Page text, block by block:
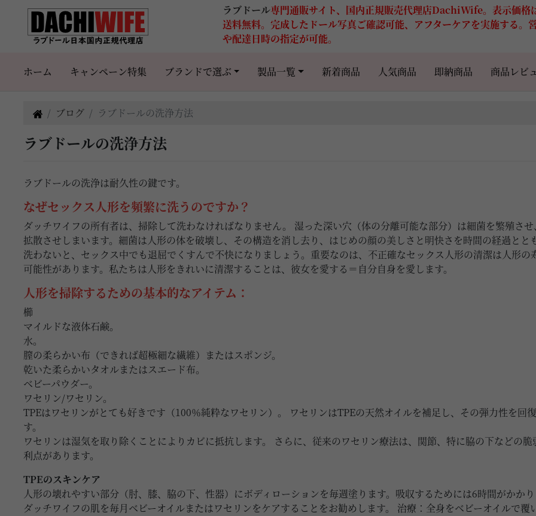
ラブドール専門通販サイト、国内正規販売代理店DachiWife。表示価格
送料無料。完成したドール写真ご確認可能、アフターケアを実施する。
や配達日時の指定が可能。
ホーム キャンペーン特集 ブランドで選ぶ 製品一覧 新着商品 人気商品 即納商品 商品レビ
ブログ ラブドールの洗浄方法
ラブドールの洗浄方法
ラブドールの洗浄は耐久性の鍵です。
なぜセックス人形を頻繁に洗うのですか？
ダッチワイフの所有者は、掃除して洗わなければなりません。 湿った深い穴（体の分離可能な部分）は細菌を繁殖さ
拡散させしまいます。細菌は人形の体を破壊し、その構造を消し去り、はじめの顔の美しさと明快さを時間の経過とと
洗わないと、セックス中でも退屈でくすんで不快になりましょう。重要なのは、不正確なセックス人形の清潔は人形の
可能性があります。私たちは人形をきれいに清潔することは、彼女を愛する＝自分自身を愛します。
人形を掃除するための基本的なアイテム：
櫛
マイルドな液体石鹸。
水。
膣の柔らかい布（できれば超極細な繊維）またはスポンジ。
乾いた柔らかいタオルまたはスエード布。
ベビーパウダー。
ワセリン/ワセリン。
TPEはワセリンがとても好きです（100％純粋なワセリン）。 ワセリンはTPEの天然オイルを補足し、その弾力性を回
す。
ワセリンは湿気を取り除くことによりカビに抵抗します。 さらに、従来のワセリン療法は、関節、特に脇の下などの
利点があります。
TPEのスキンケア
人形の壊れやすい部分（肘、膝、脇の下、性器）にボディローションを毎週塗ります。吸収するためには6時間がかか
ダッチワイフの肌を毎月ベビーオイルまたはワセリンをケアすることをお勧めします。 治療：全身をベビーオイルで覆